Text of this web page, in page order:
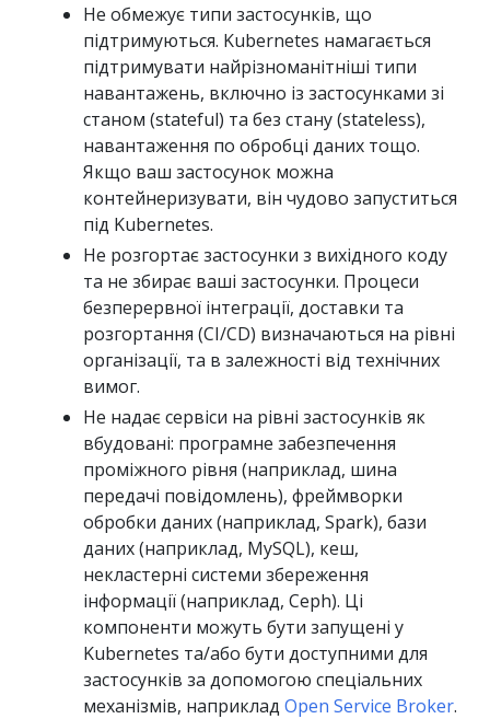
Не обмежує типи застосунків, що
підтримуються. Kubernetes намагається
підтримувати найрізноманітніші типи
навантажень, включно із застосунками зі
станом (stateful) та без стану (stateless),
навантаження по обробці даних тощо.
Якщо ваш застосунок можна
контейнеризувати, він чудово запуститься
під Kubernetes.
Не розгортає застосунки з вихідного коду
та не збирає ваші застосунки. Процеси
безперервної інтеграції, доставки та
розгортання (CI/CD) визначаються на рівні
організації, та в залежності від технічних
вимог.
Не надає сервіси на рівні застосунків як
вбудовані: програмне забезпечення
проміжного рівня (наприклад, шина
передачі повідомлень), фреймворки
обробки даних (наприклад, Spark), бази
даних (наприклад, MySQL), кеш,
некластерні системи збереження
інформації (наприклад, Ceph). Ці
компоненти можуть бути запущені у
Kubernetes та/або бути доступними для
застосунків за допомогою спеціальних
механізмів, наприклад Open Service Broker.